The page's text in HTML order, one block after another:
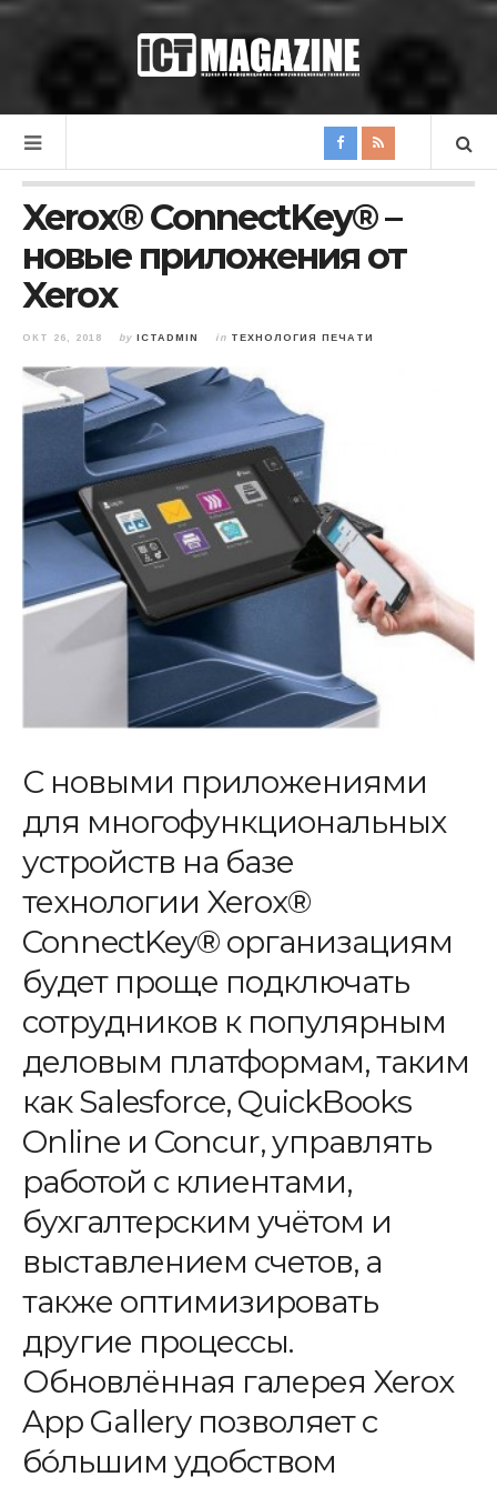
Xerox® ConnectKey® –
новые приложения от
Xerox
ОКТ 26, 2018 by ICTADMIN in ТЕХНОЛОГИЯ ПЕЧАТИ
С новыми приложениями
для многофункциональных
устройств на базе
технологии Xerox®
ConnectKey® организациям
будет проще подключать
сотрудников к популярным
деловым платформам, таким
как Salesforce, QuickBooks
Online и Concur, управлять
работой с клиентами,
бухгалтерским учётом и
выставлением счетов, а
также оптимизировать
другие процессы.
Обновлённая галерея Xerox
App Gallery позволяет с
бо́льшим удобством